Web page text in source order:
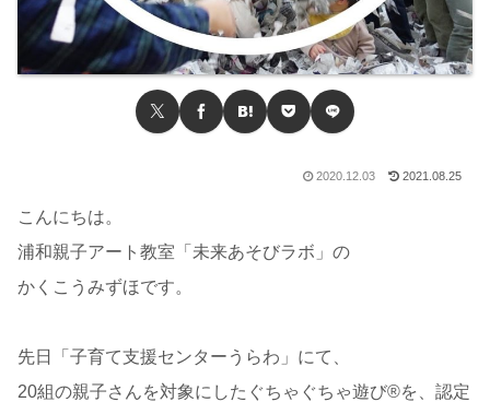
2020.12.03 2021.08.25
こんにちは。
浦和親子アート教室「未来あそびラボ」の
かくこうみずほです。
先日「子育て支援センターうらわ」にて、
20組の親子さんを対象にしたぐちゃぐちゃ遊び®を、認定